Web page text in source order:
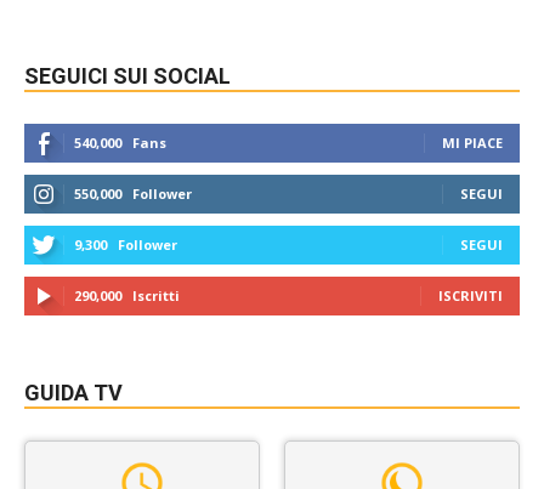
SEGUICI SUI SOCIAL
540,000 Fans MI PIACE
550,000 Follower SEGUI
9,300 Follower SEGUI
290,000 Iscritti ISCRIVITI
GUIDA TV